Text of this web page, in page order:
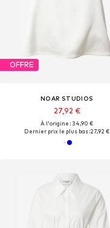
OFFRE
NOAR STUDIOS
27,92 €
À l'origine : 34,90 €
Dernier prix le plus bas :27,92 €